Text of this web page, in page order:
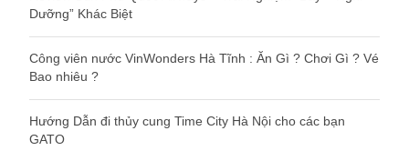
Dưỡng” Khác Biệt
Công viên nước VinWonders Hà Tĩnh : Ăn Gì ? Chơi Gì ? Vé
Bao nhiêu ?
Hướng Dẫn đi thủy cung Time City Hà Nội cho các bạn
GATO